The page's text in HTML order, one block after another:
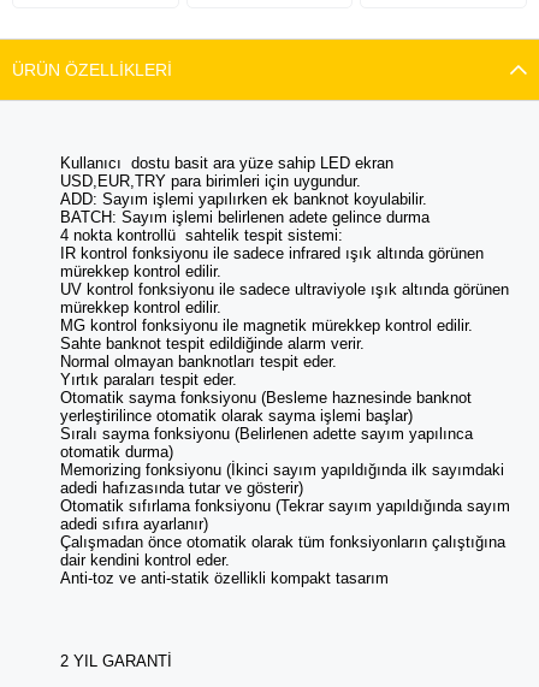
ÜRÜN ÖZELLIKLERI
Kullanıcı dostu basit ara yüze sahip LED ekran
USD,EUR,TRY para birimleri için uygundur.
ADD: Sayım işlemi yapılırken ek banknot koyulabilir.
BATCH: Sayım işlemi belirlenen adete gelince durma
4 nokta kontrollü sahtelik tespit sistemi:
IR kontrol fonksiyonu ile sadece infrared ışık altında görünen
mürekkep kontrol edilir.
UV kontrol fonksiyonu ile sadece ultraviyole ışık altında görünen
mürekkep kontrol edilir.
MG kontrol fonksiyonu ile magnetik mürekkep kontrol edilir.
Sahte banknot tespit edildiğinde alarm verir.
Normal olmayan banknotları tespit eder.
Yırtık paraları tespit eder.
Otomatik sayma fonksiyonu (Besleme haznesinde banknot
yerleştirilince otomatik olarak sayma işlemi başlar)
Sıralı sayma fonksiyonu (Belirlenen adette sayım yapılınca
otomatik durma)
Memorizing fonksiyonu (İkinci sayım yapıldığında ilk sayımdaki
adedi hafızasında tutar ve gösterir)
Otomatik sıfırlama fonksiyonu (Tekrar sayım yapıldığında sayım
adedi sıfıra ayarlanır)
Çalışmadan önce otomatik olarak tüm fonksiyonların çalıştığına
dair kendini kontrol eder.
Anti-toz ve anti-statik özellikli kompakt tasarım
2 YIL GARANTİ